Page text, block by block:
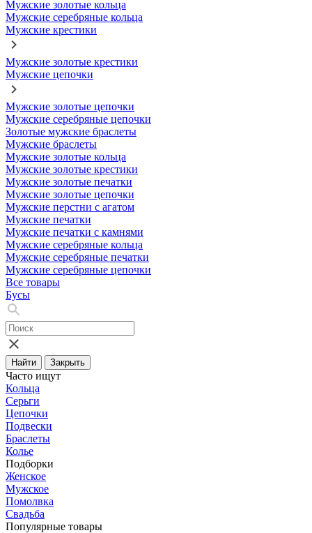
Мужские золотые кольца
Мужские серебряные кольца
Мужские крестики
Мужские золотые крестики
Мужские цепочки
Мужские золотые цепочки
Мужские серебряные цепочки
Золотые мужские браслеты
Мужские браслеты
Мужские золотые кольца
Мужские золотые крестики
Мужские золотые печатки
Мужские золотые цепочки
Мужские перстни с агатом
Мужские печатки
Мужские печатки с камнями
Мужские серебряные кольца
Мужские серебряные печатки
Мужские серебряные цепочки
Все товары
Бусы
Найти Закрыть
Часто ищут
Кольца
Серьги
Цепочки
Подвески
Браслеты
Колье
Подборки
Женское
Мужское
Помолвка
Свадьба
Популярные товары